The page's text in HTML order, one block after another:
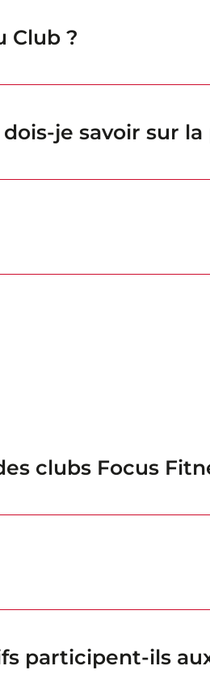
Club ?
je savoir sur
clubs Focus
participent-ils